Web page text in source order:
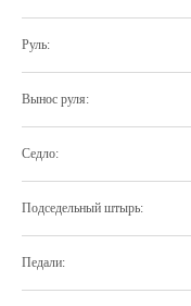
Руль:
Вынос руля:
Седло:
Подседельный штырь:
Педали: